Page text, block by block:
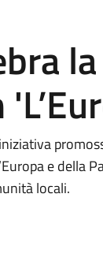
e della
locali.